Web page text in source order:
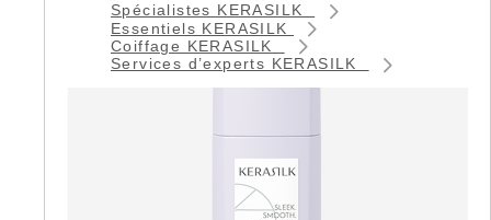
Spécialistes KERASILK
Essentiels KERASILK
Coiffage KERASILK
Services d’experts KERASILK